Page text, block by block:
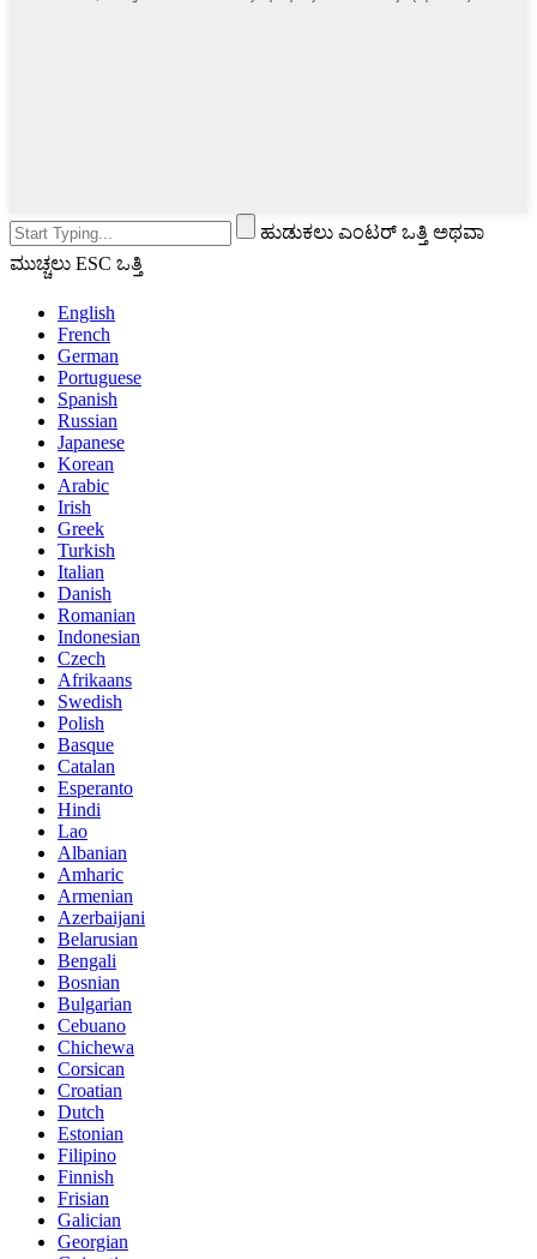
ಹುಡುಕಲು ಎಂಟರ್ ಒತ್ತಿ ಅಥವಾ
ಮುಚ್ಚಲು ESC ಒತ್ತಿ
English
French
German
Portuguese
Spanish
Russian
Japanese
Korean
Arabic
Irish
Greek
Turkish
Italian
Danish
Romanian
Indonesian
Czech
Afrikaans
Swedish
Polish
Basque
Catalan
Esperanto
Hindi
Lao
Albanian
Amharic
Armenian
Azerbaijani
Belarusian
Bengali
Bosnian
Bulgarian
Cebuano
Chichewa
Corsican
Croatian
Dutch
Estonian
Filipino
Finnish
Frisian
Galician
Georgian